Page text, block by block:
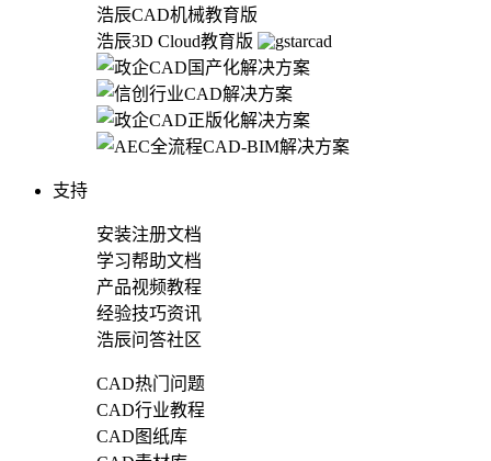
浩辰CAD机械教育版
浩辰3D Cloud教育版
支持
安装注册文档
学习帮助文档
产品视频教程
经验技巧资讯
浩辰问答社区
CAD热门问题
CAD行业教程
CAD图纸库